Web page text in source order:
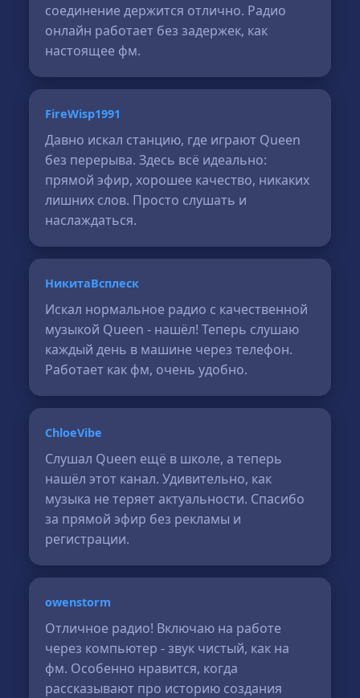
соединение держится отлично. Радио
онлайн работает без задержек, как
настоящее фм.
FireWisp1991
Давно искал станцию, где играют Queen
без перерыва. Здесь всё идеально:
прямой эфир, хорошее качество, никаких
лишних слов. Просто слушать и
наслаждаться.
НикитаВсплеск
Искал нормальное радио с качественной
музыкой Queen - нашёл! Теперь слушаю
каждый день в машине через телефон.
Работает как фм, очень удобно.
ChloeVibe
Слушал Queen ещё в школе, а теперь
нашёл этот канал. Удивительно, как
музыка не теряет актуальности. Спасибо
за прямой эфир без рекламы и
регистрации.
owenstorm
Отличное радио! Включаю на работе
через компьютер - звук чистый, как на
фм. Особенно нравится, когда
рассказывают про историю создания